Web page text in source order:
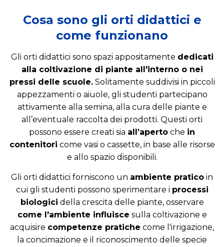
Cosa sono gli orti didattici e
come funzionano
Gli orti didattici sono spazi appositamente dedicati
alla coltivazione di piante all'interno o nei
pressi delle scuole.Solitamente suddivisi in piccoli
appezzamenti o aiuole, gli studenti partecipano
attivamente alla semina, alla cura delle piante e
all’eventuale raccolta dei prodotti. Questi orti
possono essere creati sia all’aperto che in
contenitori come vasi o cassette, in base alle risorse
e allo spazio disponibili.
Gli orti didattici forniscono un ambiente pratico in
cui gli studenti possono sperimentare i processi
biologici della crescita delle piante, osservare
come l'ambiente influisce sulla coltivazione e
acquisire competenze pratiche come l'irrigazione,
la concimazione e il riconoscimento delle specie